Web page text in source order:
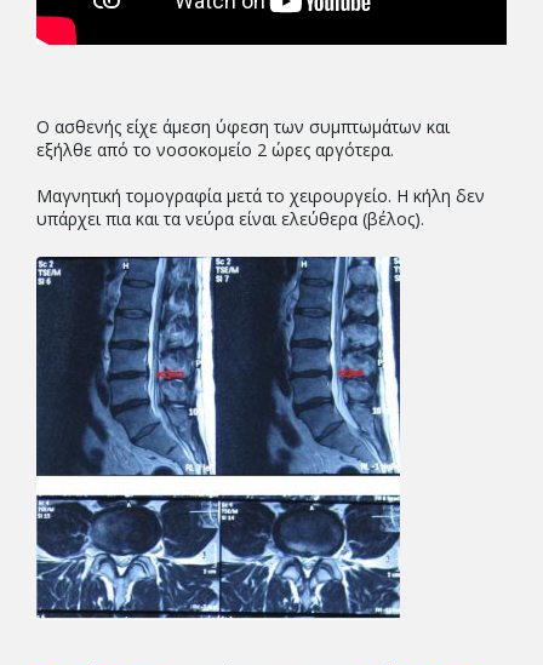
Ο ασθενής είχε άμεση ύφεση των συμπτωμάτων και
εξήλθε από το νοσοκομείο 2 ώρες αργότερα.
Μαγνητική τομογραφία μετά το χειρουργείο. Η κήλη δεν
υπάρχει πια και τα νεύρα είναι ελεύθερα (βέλος).